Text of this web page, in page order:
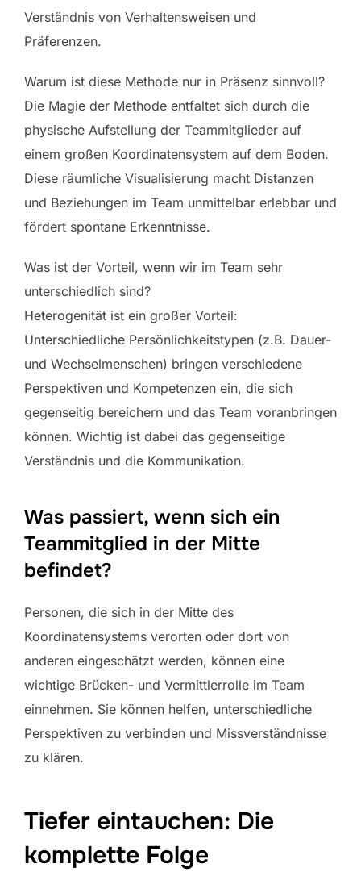
Verständnis von Verhaltensweisen und
Präferenzen.
Warum ist diese Methode nur in Präsenz sinnvoll?
Die Magie der Methode entfaltet sich durch die
physische Aufstellung der Teammitglieder auf
einem großen Koordinatensystem auf dem Boden.
Diese räumliche Visualisierung macht Distanzen
und Beziehungen im Team unmittelbar erlebbar und
fördert spontane Erkenntnisse.
Was ist der Vorteil, wenn wir im Team sehr
unterschiedlich sind?
Heterogenität ist ein großer Vorteil:
Unterschiedliche Persönlichkeitstypen (z.B. Dauer-
und Wechselmenschen) bringen verschiedene
Perspektiven und Kompetenzen ein, die sich
gegenseitig bereichern und das Team voranbringen
können. Wichtig ist dabei das gegenseitige
Verständnis und die Kommunikation.
Was passiert, wenn sich ein
Teammitglied in der Mitte
befindet?
Personen, die sich in der Mitte des
Koordinatensystems verorten oder dort von
anderen eingeschätzt werden, können eine
wichtige Brücken- und Vermittlerrolle im Team
einnehmen. Sie können helfen, unterschiedliche
Perspektiven zu verbinden und Missverständnisse
zu klären.
Tiefer eintauchen: Die
komplette Folge